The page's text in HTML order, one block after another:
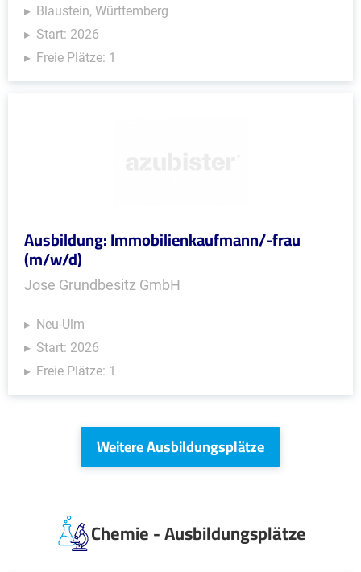
Blaustein, Württemberg
Start: 2026
Freie Plätze: 1
Ausbildung: Immobilienkaufmann/-frau
(m/w/d)
Jose Grundbesitz GmbH
Neu-Ulm
Start: 2026
Freie Plätze: 1
Weitere Ausbildungsplätze
Chemie - Ausbildungsplätze